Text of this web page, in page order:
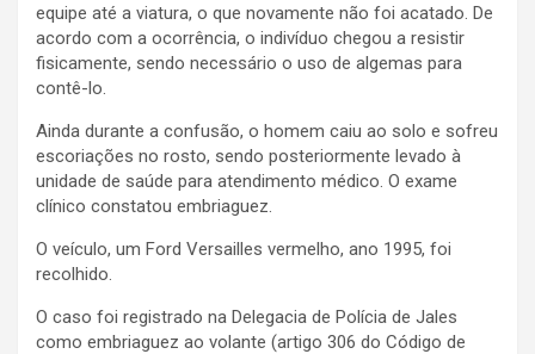
equipe até a viatura, o que novamente não foi acatado. De
acordo com a ocorrência, o indivíduo chegou a resistir
fisicamente, sendo necessário o uso de algemas para
contê-lo.
Ainda durante a confusão, o homem caiu ao solo e sofreu
escoriações no rosto, sendo posteriormente levado à
unidade de saúde para atendimento médico. O exame
clínico constatou embriaguez.
O veículo, um Ford Versailles vermelho, ano 1995, foi
recolhido.
O caso foi registrado na Delegacia de Polícia de Jales
como embriaguez ao volante (artigo 306 do Código de